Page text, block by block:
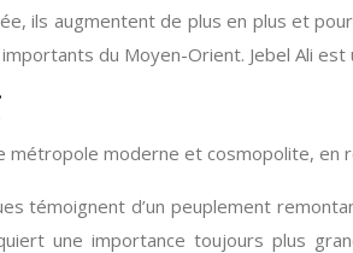
ils augmentent de plus en plus et
du Moyen-Orient. Jebel Ali
métropole moderne et cosmopolite,
témoignent d’un peuplement
une importance toujours plus